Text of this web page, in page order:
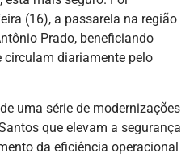
(16), a passarela na região
Prado, beneficiando
circulam diariamente pelo
uma série de modernizações
que elevam a segurança
da eficiência operacional